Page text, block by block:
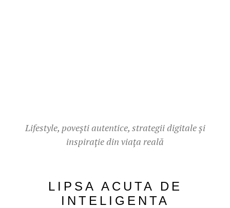
Lifestyle, povești autentice, strategii digitale și
inspirație din viața reală
LIPSA ACUTA DE
INTELIGENTA